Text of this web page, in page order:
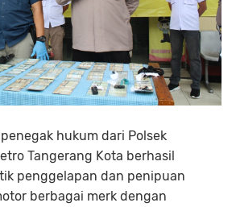
hukum dari Polsek
Tangerang Kota berhasil
penggelapan dan penipuan
berbagai merk dengan